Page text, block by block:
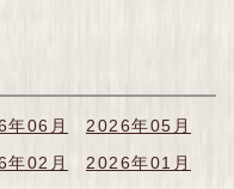
年06月
2026年05月
年02月
2026年01月